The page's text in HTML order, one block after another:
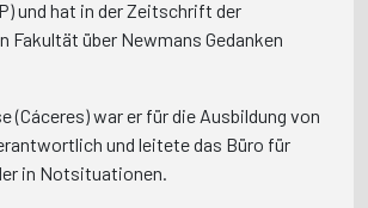
und hat in der Zeitschrift der
Fakultät über Newmans Gedanken
(Cáceres) war er für die Ausbildung von
und leitete das Büro für
in Notsituationen.